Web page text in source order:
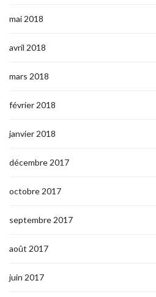
mai 2018
avril 2018
mars 2018
février 2018
janvier 2018
décembre 2017
octobre 2017
septembre 2017
août 2017
juin 2017